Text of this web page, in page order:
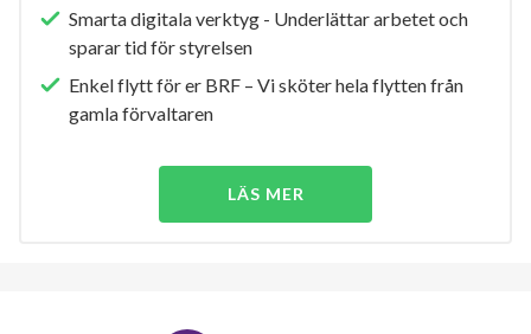
Smarta digitala verktyg - Underlättar arbetet och
sparar tid för styrelsen
Enkel flytt för er BRF – Vi sköter hela flytten från
gamla förvaltaren
LÄS MER